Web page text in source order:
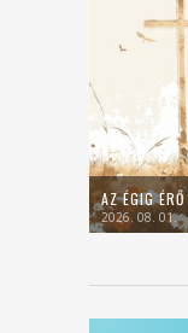
AZ ÉGIG
2026. 08. 01.